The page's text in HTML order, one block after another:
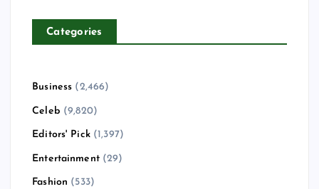
Categories
Business (2,466)
Celeb (9,820)
Editors' Pick(1,397)
Entertainment(29)
Fashion (533)